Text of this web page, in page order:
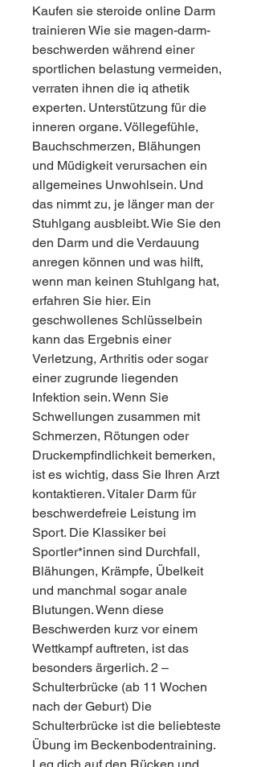
Kaufen sie steroide online Darm
trainieren Wie sie magen-darm-
beschwerden während einer
sportlichen belastung vermeiden,
verraten ihnen die iq athetik
experten. Unterstützung für die
inneren organe. Völlegefühle,
Bauchschmerzen, Blähungen
und Müdigkeit verursachen ein
allgemeines Unwohlsein. Und
das nimmt zu, je länger man der
Stuhlgang ausbleibt. Wie Sie den
den Darm und die Verdauung
anregen können und was hilft,
wenn man keinen Stuhlgang hat,
erfahren Sie hier. Ein
geschwollenes Schlüsselbein
kann das Ergebnis einer
Verletzung, Arthritis oder sogar
einer zugrunde liegenden
Infektion sein. Wenn Sie
Schwellungen zusammen mit
Schmerzen, Rötungen oder
Druckempfindlichkeit bemerken,
ist es wichtig, dass Sie Ihren Arzt
kontaktieren. Vitaler Darm für
beschwerdefreie Leistung im
Sport. Die Klassiker bei
Sportler*innen sind Durchfall,
Blähungen, Krämpfe, Übelkeit
und manchmal sogar anale
Blutungen. Wenn diese
Beschwerden kurz vor einem
Wettkampf auftreten, ist das
besonders ärgerlich. 2 –
Schulterbrücke (ab 11 Wochen
nach der Geburt) Die
Schulterbrücke ist die beliebteste
Übung im Beckenbodentraining.
Leg dich auf den Rücken und